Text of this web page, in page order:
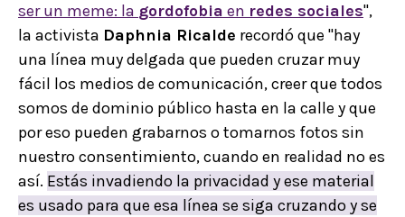
ser un meme: la gordofobia en redes sociales",
la activista Daphnia Ricalde recordó que "hay
una línea muy delgada que pueden cruzar muy
fácil los medios de comunicación, creer que todos
somos de dominio público hasta en la calle y que
por eso pueden grabarnos o tomarnos fotos sin
nuestro consentimiento, cuando en realidad no es
así. Estás invadiendo la privacidad y ese material
es usado para que esa línea se siga cruzando y se